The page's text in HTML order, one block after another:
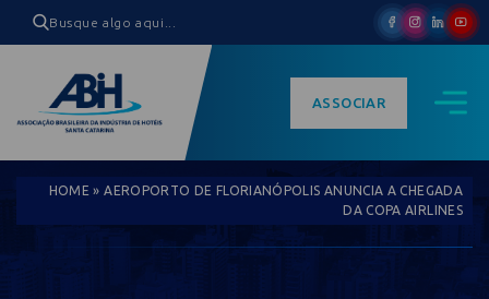
ASSOCIAR
HOME »AEROPORTO DE FLORIANÓPOLIS ANUNCIA A CHEGADA
DA COPA AIRLINES